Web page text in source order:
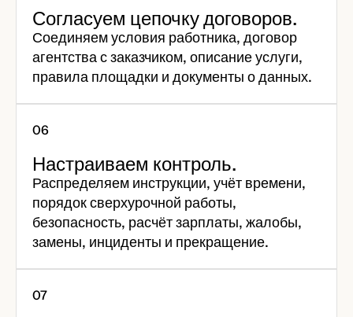
Согласуем цепочку договоров.
Соединяем условия работника, договор
агентства с заказчиком, описание услуги,
правила площадки и документы о данных.
Настраиваем контроль.
Распределяем инструкции, учёт времени,
порядок сверхурочной работы,
безопасность, расчёт зарплаты, жалобы,
замены, инциденты и прекращение.